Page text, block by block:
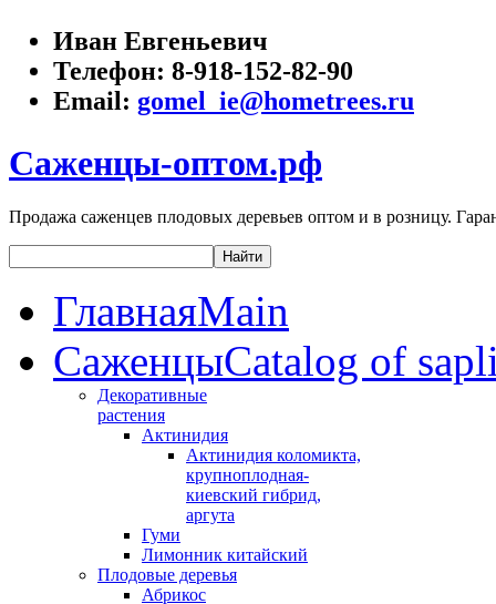
Иван Евгеньевич
Телефон: 8-918-152-82-90
Email: gomel_ie@hometrees.ru
Саженцы-оптом.рф
Продажа саженцев плодовых деревьев оптом и в розницу.
ГлавнаяMain
СаженцыCatalog of
Декоративные
растения
Актинидия
Актинидия коломикта,
крупноплодная-
киевский гибрид,
аргута
Гуми
Лимонник китайский
Плодовые деревья
Абрикос